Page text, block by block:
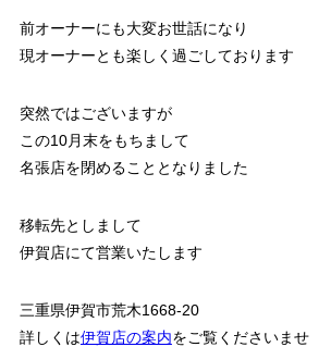
前オーナーにも大変お世話になり
現オーナーとも楽しく過ごしております
突然ではございますが
この10月末をもちまして
名張店を閉めることとなりました
移転先としまして
伊賀店にて営業いたします
三重県伊賀市荒木1668-20
詳しくは伊賀店の案内をご覧くださいませ